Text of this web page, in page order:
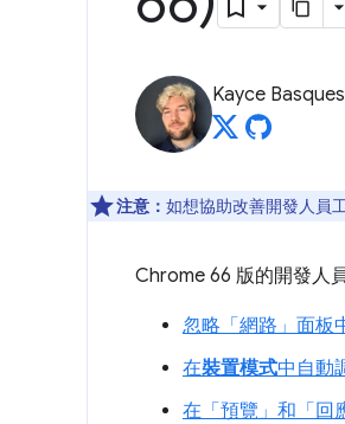
Kayce Basques
注意： 如想協助改善開發人員
Chrome 66 版的開發人
忽略「網路」 面板
在裝置模式中自動
在「預覽」 和「回